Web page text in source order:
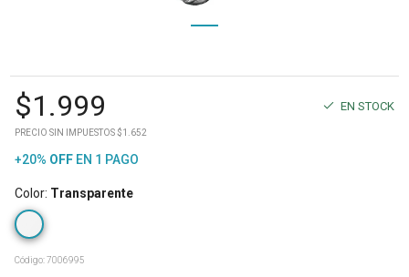
$1.999 EN STOCK
PRECIO SIN IMPUESTOS $1.652
+20% OFF EN 1 PAGO
Color: Transparente
Código:7006995